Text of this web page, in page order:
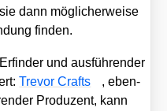
dann mög­li­cher­wei­se
fin­den.
und aus­füh­ren­der
Tre­vor Crafts
, eben­
Pro­du­zent, kann